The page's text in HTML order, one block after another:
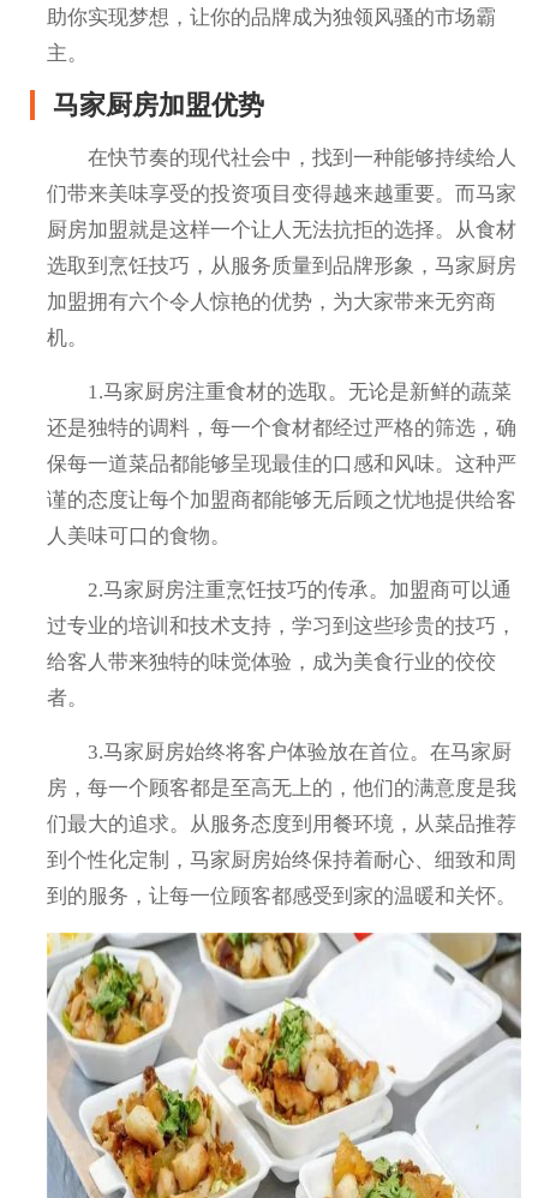
助你实现梦想，让你的品牌成为独领风骚的市场霸
主。
马家厨房加盟优势
在快节奏的现代社会中，找到一种能够持续给人
们带来美味享受的投资项目变得越来越重要。而马家
厨房加盟就是这样一个让人无法抗拒的选择。从食材
选取到烹饪技巧，从服务质量到品牌形象，马家厨房
加盟拥有六个令人惊艳的优势，为大家带来无穷商
机。
1.马家厨房注重食材的选取。无论是新鲜的蔬菜
还是独特的调料，每一个食材都经过严格的筛选，确
保每一道菜品都能够呈现最佳的口感和风味。这种严
谨的态度让每个加盟商都能够无后顾之忧地提供给客
人美味可口的食物。
2.马家厨房注重烹饪技巧的传承。加盟商可以通
过专业的培训和技术支持，学习到这些珍贵的技巧，
给客人带来独特的味觉体验，成为美食行业的佼佼
者。
3.马家厨房始终将客户体验放在首位。在马家厨
房，每一个顾客都是至高无上的，他们的满意度是我
们最大的追求。从服务态度到用餐环境，从菜品推荐
到个性化定制，马家厨房始终保持着耐心、细致和周
到的服务，让每一位顾客都感受到家的温暖和关怀。